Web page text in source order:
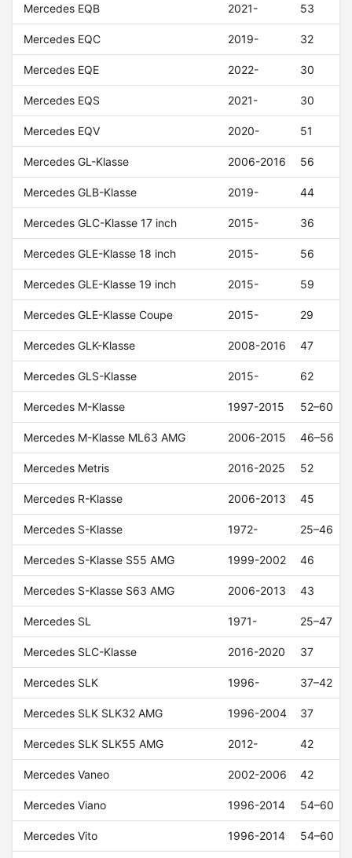
Mercedes EQB 2021- 53
Mercedes EQC 2019- 32
Mercedes EQE 2022- 30
Mercedes EQS 2021- 30
Mercedes EQV 2020- 51
Mercedes GL-Klasse 2006-2016 56
Mercedes GLB-Klasse 2019- 44
Mercedes GLC-Klasse 17 inch 2015- 36
Mercedes GLE-Klasse 18 inch 2015- 56
Mercedes GLE-Klasse 19 inch 2015- 59
Mercedes GLE-Klasse Coupe 2015- 29
Mercedes GLK-Klasse 2008-2016 47
Mercedes GLS-Klasse 2015- 62
Mercedes M-Klasse 1997-2015 52–60
Mercedes M-Klasse ML63 AMG 2006-2015 46–56
Mercedes Metris 2016-2025 52
Mercedes R-Klasse 2006-2013 45
Mercedes S-Klasse 1972- 25–46
Mercedes S-Klasse S55 AMG 1999-2002 46
Mercedes S-Klasse S63 AMG 2006-2013 43
Mercedes SL 1971- 25–47
Mercedes SLC-Klasse 2016-2020 37
Mercedes SLK 1996- 37–42
Mercedes SLK SLK32 AMG 1996-2004 37
Mercedes SLK SLK55 AMG 2012- 42
Mercedes Vaneo 2002-2006 42
Mercedes Viano 1996-2014 54–60
Mercedes Vito 1996-2014 54–60